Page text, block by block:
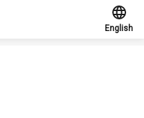
English